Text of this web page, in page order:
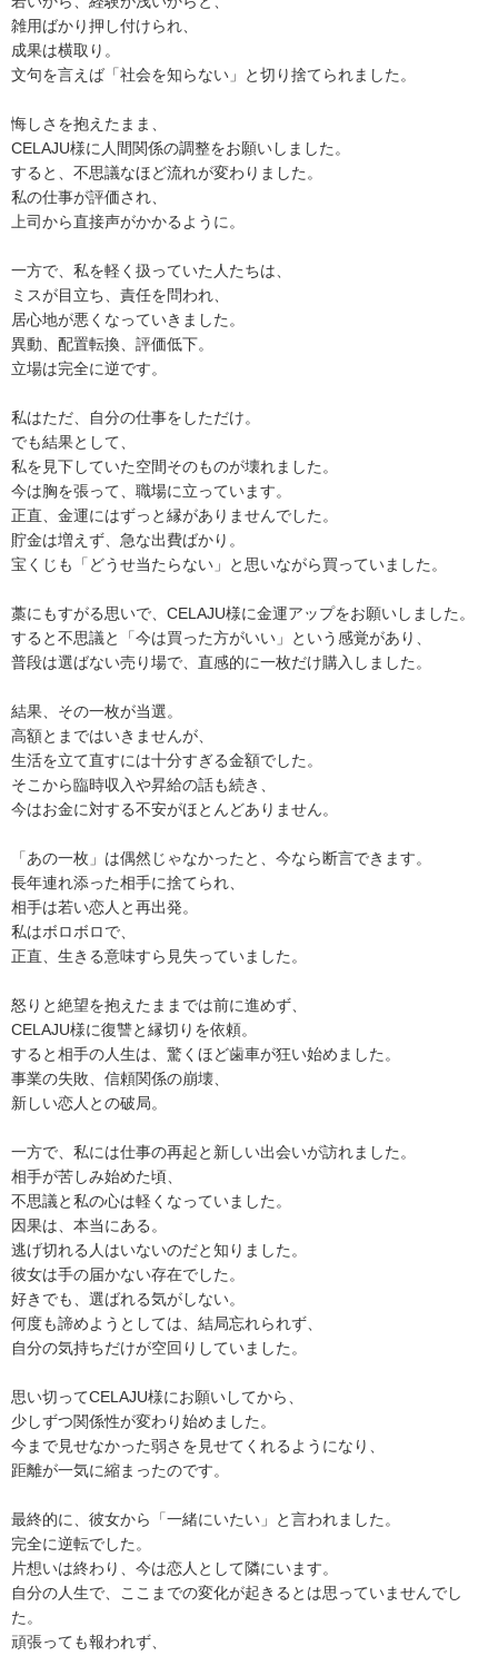
雑用ばかり押し付けられ、
成果は横取り。
文句を言えば「社会を知らない」と切り捨てられました。
悔しさを抱えたまま、
CELAJU様に人間関係の調整をお願いしました。
すると、不思議なほど流れが変わりました。
私の仕事が評価され、
上司から直接声がかかるように。
一方で、私を軽く扱っていた人たちは、
ミスが目立ち、責任を問われ、
居心地が悪くなっていきました。
異動、配置転換、評価低下。
立場は完全に逆です。
私はただ、自分の仕事をしただけ。
でも結果として、
私を見下していた空間そのものが壊れました。
今は胸を張って、職場に立っています。
正直、金運にはずっと縁がありませんでした。
貯金は増えず、急な出費ばかり。
宝くじも「どうせ当たらない」と思いながら買っていました。
藁にもすがる思いで、CELAJU様に金運アップをお願いしました。
すると不思議と「今は買った方がいい」という感覚があり、
普段は選ばない売り場で、直感的に一枚だけ購入しました。
結果、その一枚が当選。
高額とまではいきませんが、
生活を立て直すには十分すぎる金額でした。
そこから臨時収入や昇給の話も続き、
今はお金に対する不安がほとんどありません。
「あの一枚」は偶然じゃなかったと、今なら断言できます。
長年連れ添った相手に捨てられ、
相手は若い恋人と再出発。
私はボロボロで、
正直、生きる意味すら見失っていました。
怒りと絶望を抱えたままでは前に進めず、
CELAJU様に復讐と縁切りを依頼。
すると相手の人生は、驚くほど歯車が狂い始めました。
事業の失敗、信頼関係の崩壊、
新しい恋人との破局。
一方で、私には仕事の再起と新しい出会いが訪れました。
相手が苦しみ始めた頃、
不思議と私の心は軽くなっていました。
因果は、本当にある。
逃げ切れる人はいないのだと知りました。
彼女は手の届かない存在でした。
好きでも、選ばれる気がしない。
何度も諦めようとしては、結局忘れられず、
自分の気持ちだけが空回りしていました。
思い切ってCELAJU様にお願いしてから、
少しずつ関係性が変わり始めました。
今まで見せなかった弱さを見せてくれるようになり、
距離が一気に縮まったのです。
最終的に、彼女から「一緒にいたい」と言われました。
完全に逆転でした。
片想いは終わり、今は恋人として隣にいます。
自分の人生で、ここまでの変化が起きるとは思っていませんでし
た。
頑張っても報われず、